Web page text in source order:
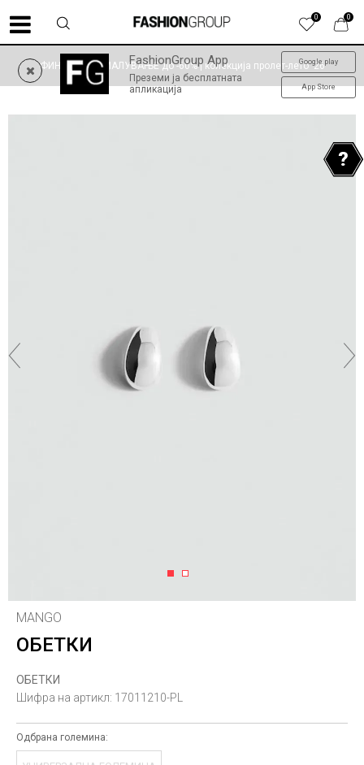
0
0
FashionGroup App
Преземи ја бесплатната
апликација
Google play
App Store
ФИНАЛНО НАМАЛУВАЊЕ до -60% | колекција пролет-лето '26
1 2
MANGO
ОБЕТКИ
ОБЕТКИ
Шифра на артикл: 17011210-PL
Одбрана големина: